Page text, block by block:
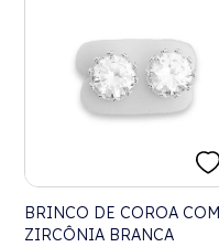
BRINCO DE COROA COM
ZIRCÔNIA BRANCA